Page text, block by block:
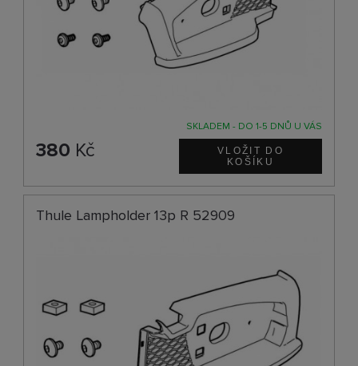
SKLADEM - DO 1-5 DNŮ U VÁS
380 Kč
Thule Lampholder 13p R 52909